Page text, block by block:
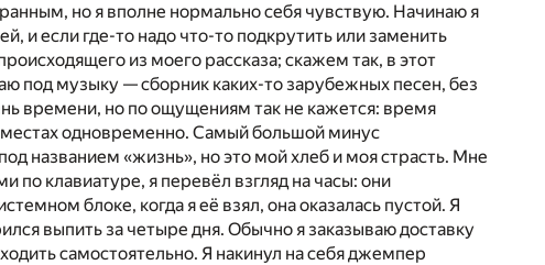
но я вполне нормально себя чувствую. Начинаю я
и если где-то надо что-то подкрутить или заменить
из моего рассказа; скажем так, в этот
под музыку — сборник каких-то зарубежных песен, без
времени, но по ощущениям так не кажется: время
одновременно. Самый большой минус
названием «жизнь», но это мой хлеб и моя страсть. Мне
клавиатуре, я перевёл взгляд на часы: они
блоке, когда я её взял, она оказалась пустой. Я
выпить за четыре дня. Обычно я заказываю доставку
самостоятельно. Я накинул на себя джемпер